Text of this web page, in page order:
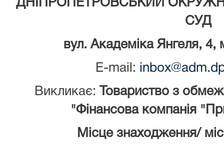
ДНІПРОПЕТРОВСЬКИЙ
СУД
вул. Академіка Янгеля,
E-mail:
Викликає:
Товариство з
"Фінансова компанія
Місце знаходження/